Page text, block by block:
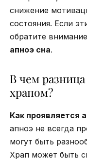
снижение
состояния. Если
обратите
апноэ сна.
В чем
храпом?
Как проявляется
апноэ не всегда
могут быть
Храп может быть